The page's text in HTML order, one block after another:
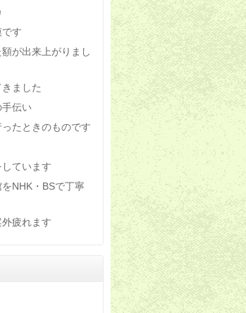
す
が出来上がりまし
ました
伝い
たときのものです
ています
NHK・BSで丁寧
疲れます